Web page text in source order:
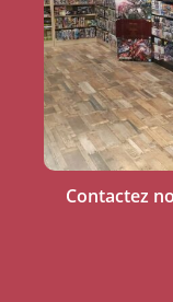
Contactez